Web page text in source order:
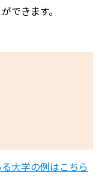
できます。
大学の例はこちら